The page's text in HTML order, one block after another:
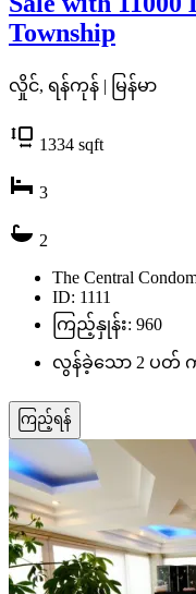
Township
လှိုင်, ရန်ကုန် | မြန်မာ
1334 sqft
3
2
The Central
ID: 1111
ကြည့်နှုန်း: 960
လွန်ခဲ့သော 2 ပတ်
ကြည့်ရန်